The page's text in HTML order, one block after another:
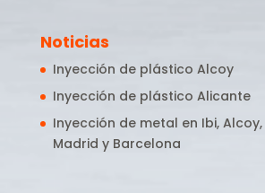
Noticias
Inyección de plástico Alcoy
Inyección de plástico Alicante
Inyección de metal en Ibi,
Madrid y Barcelona